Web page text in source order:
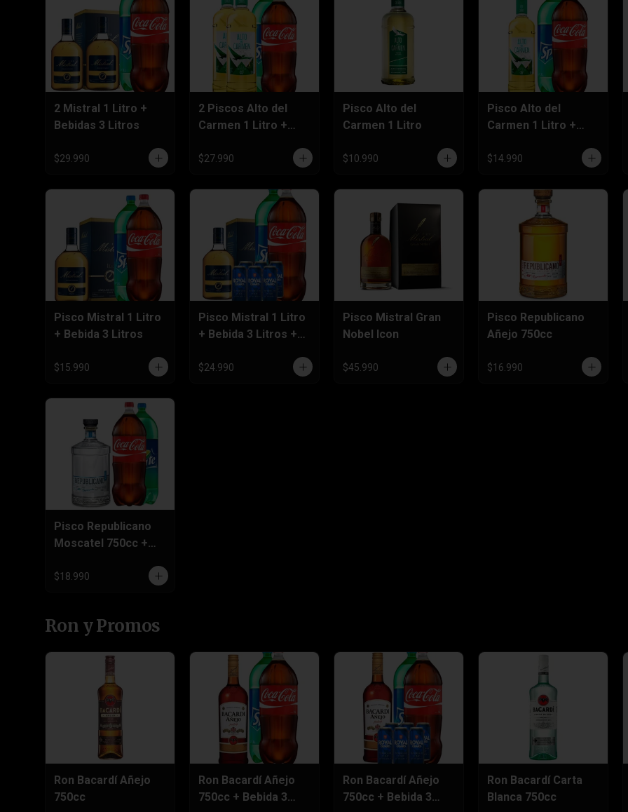
2 Mistral 1 Litro +
Bebidas 3 Litros
$29.990
2 Piscos Alto del
Carmen 1 Litro +
$27.990
Pisco Alto del
Carmen 1 Litro
$10.990
Pisco Alto del
Carmen 1 Litro +
$14.990
Pisco Mistral 1 Litro
+ Bebida 3 Litros
$15.990
Pisco Mistral 1 Litro
+ Bebida 3 Litros +
470cc
$24.990
Pisco Mistral Gran
Nobel Icon
$45.990
Pisco Republicano
Añejo 750cc
$16.990
Pisco Republicano
Moscatel 750cc +
$18.990
Ron y Promos
Ron Bacardí Añejo
750cc
Ron Bacardí Añejo
750cc + Bebida 3
Ron Bacardí Añejo
750cc + Bebida 3
Ron Bacardí Carta
Blanca 750cc